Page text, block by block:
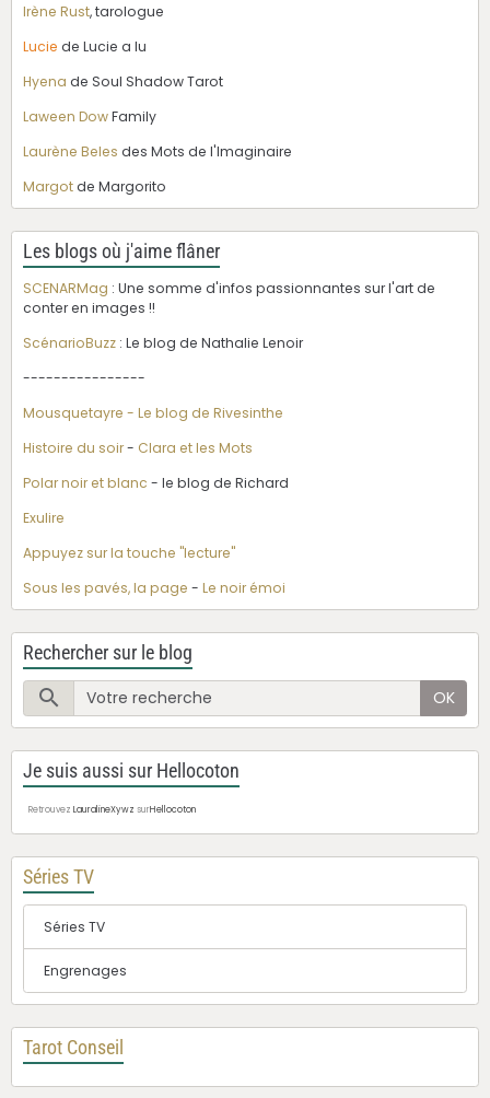
Irène Rust, tarologue
Lucie de Lucie a lu
Hyena de Soul Shadow Tarot
Laween DowFamily
Laurène Beles des Mots de l'Imaginaire
Margotde Margorito
Les blogs où j'aime flâner
SCENARMag : Une somme d'infos passionnantes sur l'art de
conter en images !!
ScénarioBuzz : Le blog de Nathalie Lenoir
----------------
Mousquetayre - Le blog de Rivesinthe
Histoire du soir- Clara et les Mots
Polar noir et blanc - le blog de Richard
Exulire
Appuyez sur la touche "lecture"
Sous les pavés, la page - Le noir émoi
Rechercher sur le blog
OK
Je suis aussi sur Hellocoton
Retrouvez LauralineXywz surHellocoton
Séries TV
Séries TV
Engrenages
Tarot Conseil